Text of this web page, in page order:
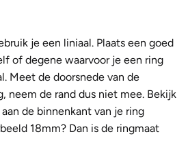
je een liniaal. Plaats een goed
of degene waarvoor je een ring
Meet de doorsnede van de
neem de rand dus niet mee. Bekijk
de binnenkant van je ring
18mm? Dan is de ringmaat